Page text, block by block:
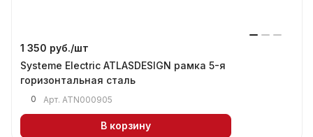
1 350 руб./шт
Systeme Electric ATLASDESIGN рамка 5-я
горизонтальная сталь
0 Арт. ATN000905
В корзину